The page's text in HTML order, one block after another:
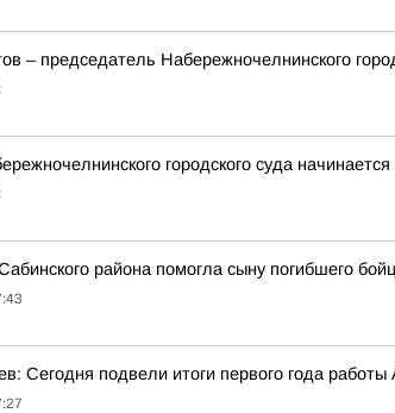
– председатель Набережночелнинского
городского суда
района помогла сыну погибшего
Сегодня подвели итоги первого года